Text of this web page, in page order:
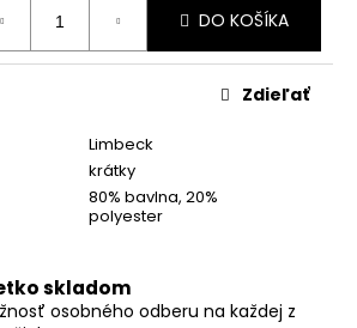
DO KOŠÍKA
Limbeck
krátky
80% bavlna, 20%
polyester
Zdieľať
skladom
osobného odberu na každej z